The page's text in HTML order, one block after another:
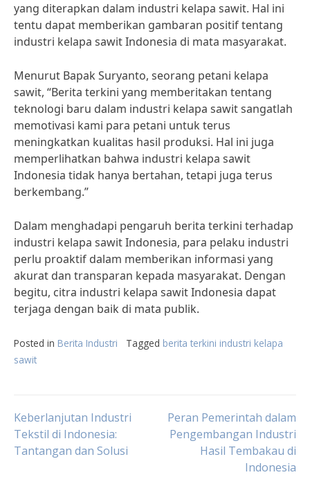
yang diterapkan dalam industri kelapa sawit. Hal ini
tentu dapat memberikan gambaran positif tentang
industri kelapa sawit Indonesia di mata masyarakat.
Menurut Bapak Suryanto, seorang petani kelapa
sawit, “Berita terkini yang memberitakan tentang
teknologi baru dalam industri kelapa sawit sangatlah
memotivasi kami para petani untuk terus
meningkatkan kualitas hasil produksi. Hal ini juga
memperlihatkan bahwa industri kelapa sawit
Indonesia tidak hanya bertahan, tetapi juga terus
berkembang.”
Dalam menghadapi pengaruh berita terkini terhadap
industri kelapa sawit Indonesia, para pelaku industri
perlu proaktif dalam memberikan informasi yang
akurat dan transparan kepada masyarakat. Dengan
begitu, citra industri kelapa sawit Indonesia dapat
terjaga dengan baik di mata publik.
Posted in Berita Industri Tagged berita terkini industri kelapa
sawit
Post
navigation
Keberlanjutan Industri
Tekstil di Indonesia:
Tantangan dan Solusi
Peran Pemerintah dalam
Pengembangan Industri
Hasil Tembakau di
Indonesia